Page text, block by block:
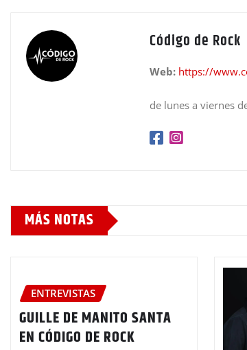
Código de Rock
Web: https://
de lunes a viernes
MÁS NOTAS
ENTREVISTAS
GUILLE DE MANITO SANTA
EN CÓDIGO DE ROCK